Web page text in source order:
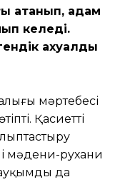
атанып, адам
келеді.
ахуалды
мәртебесі
Қасиетті
мәдени-рухани
да